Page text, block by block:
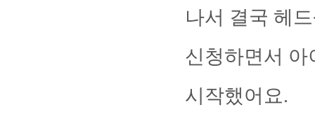
나서 결국 헤
신청하면서 아
시작했어요.